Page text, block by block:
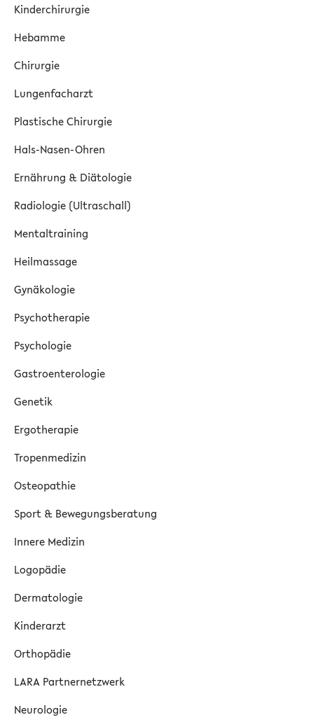
Kinderchirurgie
Hebamme
Chirurgie
Lungenfacharzt
Plastische Chirurgie
Hals-Nasen-Ohren
Ernährung & Diätologie
Radiologie (Ultraschall)
Mentaltraining
Heilmassage
Gynäkologie
Psychotherapie
Psychologie
Gastroenterologie
Genetik
Ergotherapie
Tropenmedizin
Osteopathie
Sport & Bewegungsberatung
Innere Medizin
Logopädie
Dermatologie
Kinderarzt
Orthopädie
LARA Partnernetzwerk
Neurologie